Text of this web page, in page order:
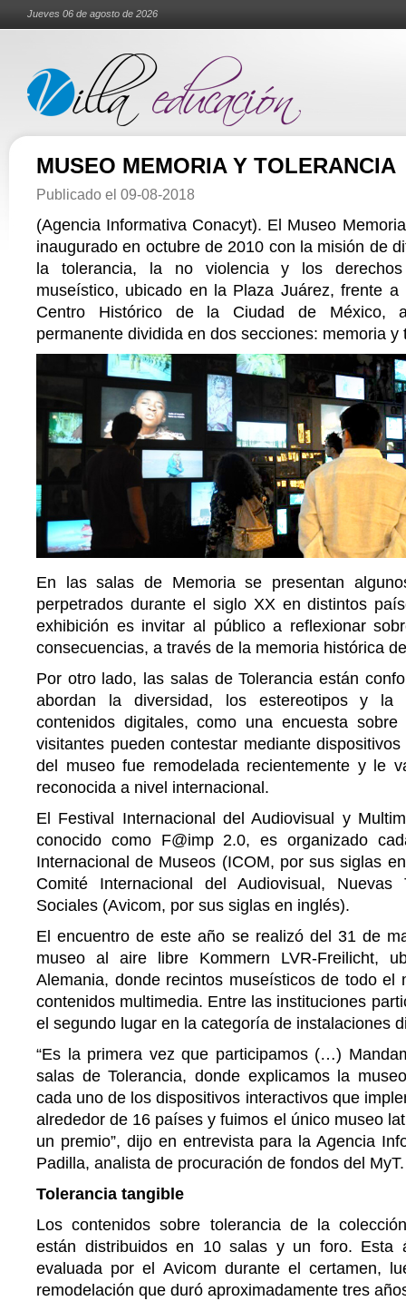
Jueves 06 de agosto de 2026
MUSEO MEMORIA Y TOLERANCIA
Publicado el 09-08-2018
(Agencia Informativa Conacyt). El Museo
inaugurado en octubre de 2010 con la misión de
la tolerancia, la no violencia y los
museístico, ubicado en la Plaza Juárez, frente a
Centro Histórico de la Ciudad de México,
permanente dividida en dos secciones: memoria y
En las salas de Memoria se presentan
perpetrados durante el siglo XX en distintos
exhibición es invitar al público a reflexionar
consecuencias, a través de la memoria histórica
Por otro lado, las salas de Tolerancia están
abordan la diversidad, los estereotipos y la
contenidos digitales, como una encuesta
visitantes pueden contestar mediante
del museo fue remodelada recientemente y le
reconocida a nivel internacional.
El Festival Internacional del Audiovisual y
conocido como F@imp 2.0, es organizado
Internacional de Museos (ICOM, por sus siglas
Comité Internacional del Audiovisual, Nuevas
Sociales (Avicom, por sus siglas en inglés).
El encuentro de este año se realizó del 31 de
museo al aire libre Kommern LVR-Freilicht,
Alemania, donde recintos museísticos de todo el
contenidos multimedia. Entre las instituciones
el segundo lugar en la categoría de instalaciones
“Es la primera vez que participamos (…)
salas de Tolerancia, donde explicamos la
cada uno de los dispositivos interactivos que
alrededor de 16 países y fuimos el único museo
un premio”, dijo en entrevista para la Agencia
Padilla, analista de procuración de fondos del MyT.
Tolerancia tangible
Los contenidos sobre tolerancia de la
están distribuidos en 10 salas y un foro. Esta
evaluada por el Avicom durante el certamen,
remodelación que duró aproximadamente tres